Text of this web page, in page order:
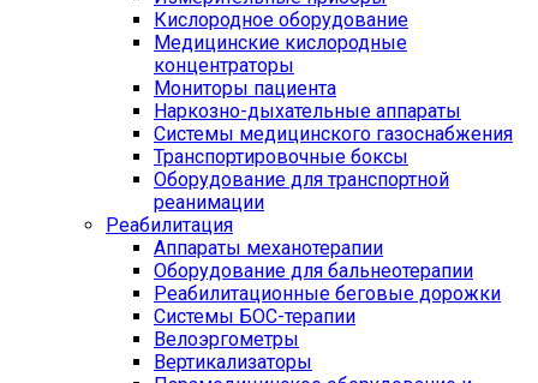
Кислородное оборудование
Медицинские кислородные
концентраторы
Мониторы пациента
Наркозно-дыхательные аппараты
Системы медицинского газоснабжения
Транспортировочные боксы
Оборудование для транспортной
реанимации
Реабилитация
Аппараты механотерапии
Оборудование для бальнеотерапии
Реабилитационные беговые дорожки
Системы БОС-терапии
Велоэргометры
Вертикализаторы